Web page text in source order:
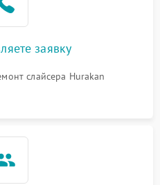
заявку
слайсера Hurakan